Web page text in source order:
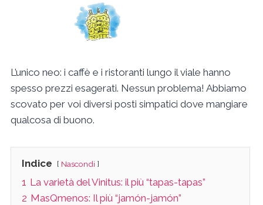
L’unico neo: i caffè e i ristoranti lungo il viale hanno
spesso prezzi esagerati. Nessun problema! Abbiamo
scovato per voi diversi posti simpatici dove mangiare
qualcosa di buono.
Indice Nascondi
1 La varietà del Vinitus: il più “tapas-tapas”
2 MasQmenos: Il più “jamón-jamón”